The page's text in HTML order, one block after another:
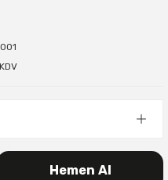
Hemen Al